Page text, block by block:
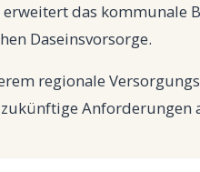
das kommunale
Daseinsvorsorge.
regionale